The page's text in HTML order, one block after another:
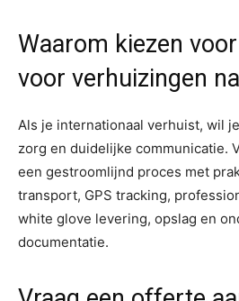
Waarom kiezen
voor verhuizingen
Als je internationaal verhuist, wil
zorg en duidelijke communicatie.
een gestroomlijnd proces met
transport, GPS tracking,
white glove levering, opslag en
documentatie.